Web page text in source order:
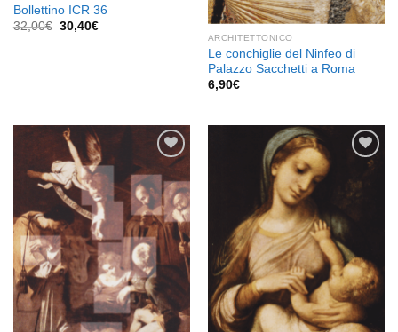
Bollettino ICR 36
32,00€ Il
30,40€Il
ARCHITETTONICO
Le conchiglie del Ninfeo di
Palazzo Sacchetti a Roma
6,90€
Aggiungi
alla lista
dei
desideri
desideri